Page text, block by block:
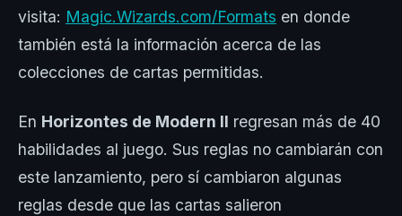
visita: Magic.Wizards.com/Formats en donde
también está la información acerca de las
colecciones de cartas permitidas.
En Horizontes de Modern II regresan más de 40
habilidades al juego. Sus reglas no cambiarán con
este lanzamiento, pero sí cambiaron algunas
reglas desde que las cartas salieron